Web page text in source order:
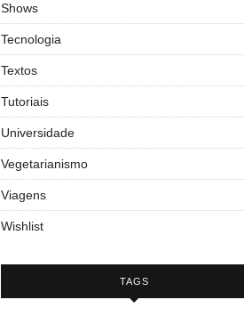
Shows
Tecnologia
Textos
Tutoriais
Universidade
Vegetarianismo
Viagens
Wishlist
TAGS